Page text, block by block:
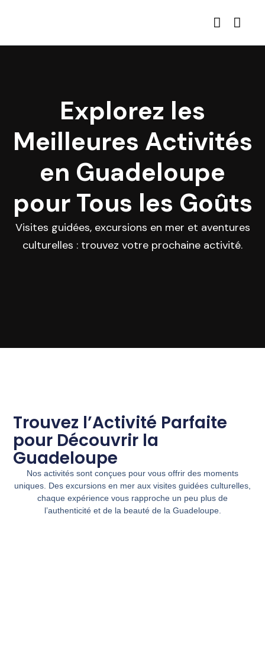
Explorez les
Meilleures Activités
en Guadeloupe
pour Tous les Goûts
Visites guidées, excursions en mer et aventures
culturelles : trouvez votre prochaine activité.
Trouvez l’Activité Parfaite
pour Découvrir la
Guadeloupe
Nos activités sont conçues pour vous offrir des moments
uniques. Des excursions en mer aux visites guidées culturelles,
chaque expérience vous rapproche un peu plus de
l’authenticité et de la beauté de la Guadeloupe.